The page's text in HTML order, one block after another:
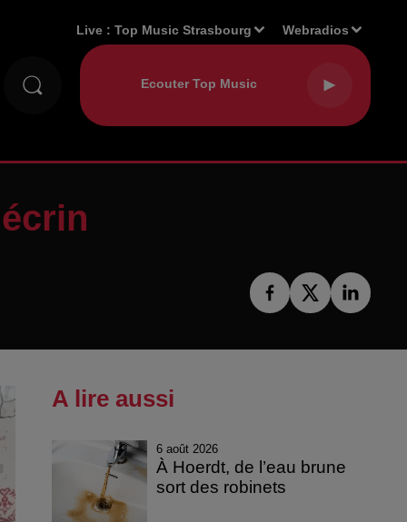
Live :Top Music Strasbourg Webradios
A lire aussi
6 août 2026
À Hoerdt, de l’eau brune
sort des robinets